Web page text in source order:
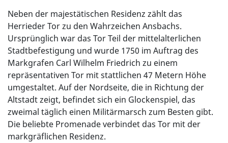
Neben der majestätischen Residenz zählt das
Herrieder Tor zu den Wahrzeichen Ansbachs.
Ursprünglich war das Tor Teil der mittelalterlichen
Stadtbefestigung und wurde 1750 im Auftrag des
Markgrafen Carl Wilhelm Friedrich zu einem
repräsentativen Tor mit stattlichen 47 Metern Höhe
umgestaltet. Auf der Nordseite, die in Richtung der
Altstadt zeigt, befindet sich ein Glockenspiel, das
zweimal täglich einen Militärmarsch zum Besten gibt.
Die beliebte Promenade verbindet das Tor mit der
markgräflichen Residenz.